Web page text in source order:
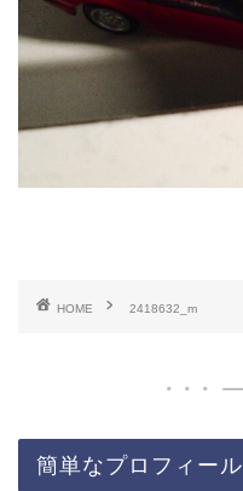
HOME 2418632_m
簡単なプロフィール